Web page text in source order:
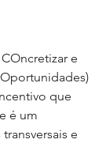
e
que
é um
e